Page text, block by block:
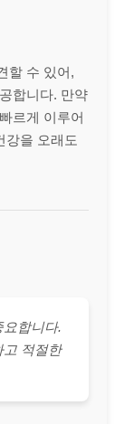
할 수 있어,
합니다. 만약
르게 이루어
강을 오래도
합니다.
고 적절한